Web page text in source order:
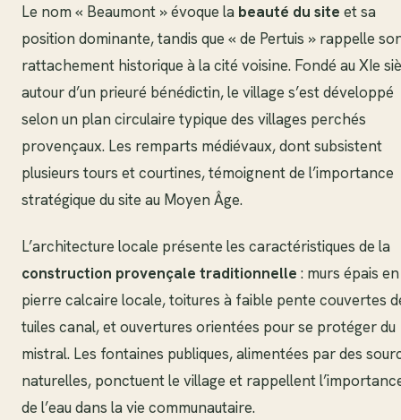
Le nom « Beaumont » évoque la beauté du site et sa
position dominante, tandis que « de Pertuis » rappelle
rattachement historique à la cité voisine. Fondé au XIe
autour d’un prieuré bénédictin, le village s’est développé
selon un plan circulaire typique des villages perchés
provençaux. Les remparts médiévaux, dont subsistent
plusieurs tours et courtines, témoignent de l’importance
stratégique du site au Moyen Âge.
L’architecture locale présente les caractéristiques de la
construction provençale traditionnelle : murs épais en
pierre calcaire locale, toitures à faible pente couvertes
tuiles canal, et ouvertures orientées pour se protéger du
mistral. Les fontaines publiques, alimentées par des
naturelles, ponctuent le village et rappellent
de l’eau dans la vie communautaire.